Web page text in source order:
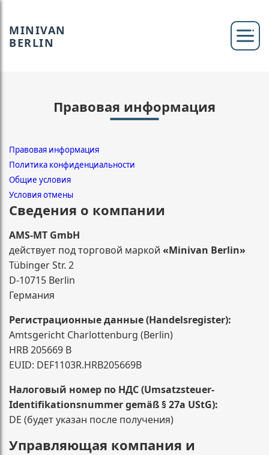
MINIVAN
BERLIN
Правовая информация
Правовая информация
Политика конфиденциальности
Общие условия
Условия отмены
Сведения о компании
AMS-MT GmbH
действует под торговой маркой «Minivan Berlin»
Tübinger Str. 2
D-10715 Berlin
Германия
Регистрационные данные (Handelsregister):
Amtsgericht Charlottenburg (Berlin)
HRB 205669 B
EUID: DEF1103R.HRB205669B
Налоговый номер по НДС (Umsatzsteuer-
Identifikationsnummer gemäß § 27a UStG):
DE (будет указан после получения)
Управляющая компания и